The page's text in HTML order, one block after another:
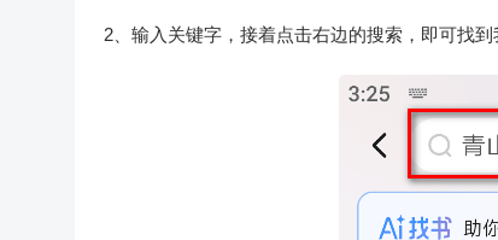
2、输入关键字，接着点击右边的搜索，即可找到